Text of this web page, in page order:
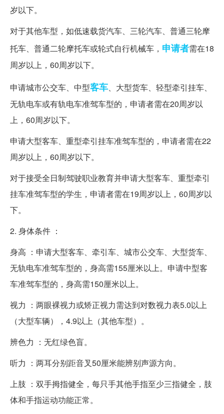
岁以下。
对于其他车型，如低速载货汽车、三轮汽车、普通三轮摩
托车、普通二轮摩托车或轮式自行机械车， 申请者需在18
周岁以上，60周岁以下。
申请城市公交车、中型客车、大型货车、轻型牵引挂车、
无轨电车或有轨电车准驾车型的，申请者需在20周岁以
上，60周岁以下。
申请大型客车、重型牵引挂车准驾车型的，申请者需在22
周岁以上，60周岁以下。
对于接受全日制驾驶职业教育并申请大型客车、重型牵引
挂车准驾车型的学生，申请者需在19周岁以上，60周岁以
下。
2. 身体条件 ：
身高 ：申请大型客车、牵引车、城市公交车、大型货车、
无轨电车准驾车型的，身高需155厘米以上。申请中型客
车准驾车型的，身高需150厘米以上。
视力 ：两眼裸视力或矫正视力需达到对数视力表5.0以上
（大型车辆），4.9以上（其他车型）。
辨色力 ：无红绿色盲。
听力 ：两耳分别距音叉50厘米能辨别声源方向。
上肢 ：双手拇指健全，每只手其他手指至少三指健全，肢
体和手指运动功能正常。